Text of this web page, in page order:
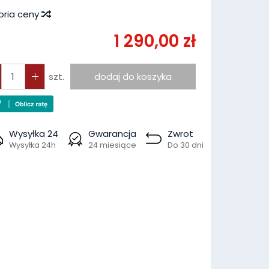
ceny
1 290,00 zł
szt. dodaj do koszyka
Wysyłka 24
Wysyłka 24h
Gwarancja
24 miesiące
Zwrot
Do 30 dni